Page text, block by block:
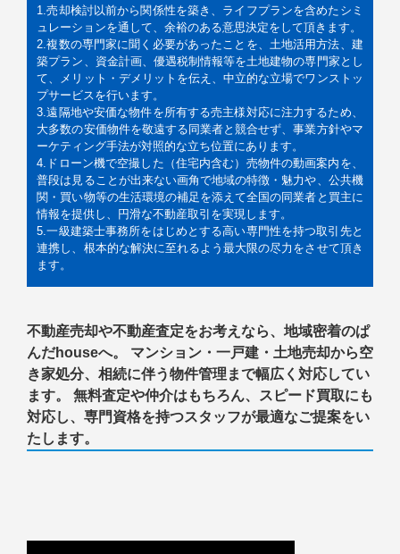
1.売却検討以前から関係性を築き、ライフプランを含めたシミ
ュレーションを通して、余裕のある意思決定をして頂きます。
2.複数の専門家に聞く必要があったことを、土地活用方法、建
築プラン、資金計画、優遇税制情報等を土地建物の専門家とし
て、メリット・デメリットを伝え、中立的な立場でワンストッ
プサービスを行います。
3.遠隔地や安価な物件を所有する売主様対応に注力するため、
大多数の安価物件を敬遠する同業者と競合せず、事業方針やマ
ーケティング手法が対照的な立ち位置にあります。
4.ドローン機で空撮した（住宅内含む）売物件の動画案内を、
普段は見ることが出来ない画角で地域の特徴・魅力や、公共機
関・買い物等の生活環境の補足を添えて全国の同業者と買主に
情報を提供し、円滑な不動産取引を実現します。
5.一級建築士事務所をはじめとする高い専門性を持つ取引先と
連携し、根本的な解決に至れるよう最大限の尽力をさせて頂き
ます。
不動産売却や不動産査定をお考えなら、地域密着のぱ
んだhouseへ。 マンション・一戸建・土地売却から空
き家処分、相続に伴う物件管理まで幅広く対応してい
ます。 無料査定や仲介はもちろん、スピード買取にも
対応し、専門資格を持つスタッフが最適なご提案をい
たします。